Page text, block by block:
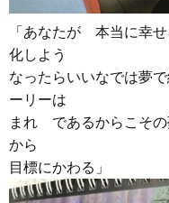
「あなたが 本当に幸
化しよう
なったらいいなでは夢
ーリーは
まれ であるからこそ
から
目標にかわる」